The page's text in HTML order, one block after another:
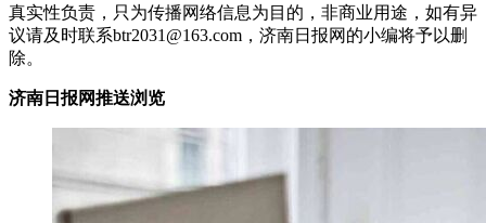
真实性负责，只为传播网络信息为目的，非商业用途，如有异
议请及时联系btr2031@163.com，济南日报网的小编将予以删
除。
济南日报网推送浏览